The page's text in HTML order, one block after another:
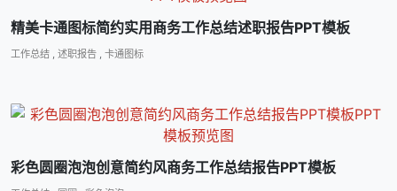
精美卡通图标简约实用商务工作总结述职报告PPT模板
工作总结 , 述职报告 , 卡通图标
彩色圆圈泡泡创意简约风商务工作总结报告PPT模板